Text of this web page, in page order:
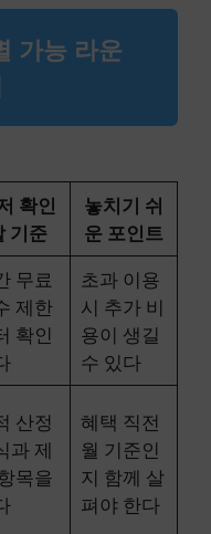
가능 라운
확인
기준
놓치기 쉬
운 포인트
무료
제한
확인
초과 이용
시 추가 비
용이 생길
수 있다
산정
과 제
목을
혜택 직전
월 기준인
지 함께 살
펴야 한다